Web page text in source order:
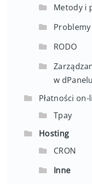
Metody i
Problemy
RODO
w dPanelu
Płatności on-
Tpay
Hosting
CRON
Inne